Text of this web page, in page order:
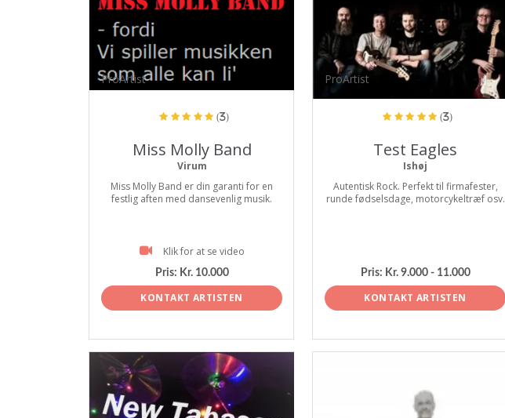
ProArtist
(3)
Miss Molly Band
Virum
Miss Molly Band er din garanti for en
festlig aften med dansevenlig musik.
Klik for at se video
Pris: Kr. 10.000
KONTAKT ARTISTEN
ProArtist
(3)
Test Eagles
Ishøj
Autentisk Rock. Perfekt til firmafester,
runde fødselsdage, motorcykeltræf osv.
Pris: Kr. 9.000 - 11.000
KONTAKT ARTISTEN